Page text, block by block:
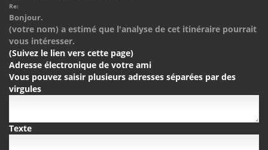
Re:
Bonjour.
(votre nom) a estimé que l'analyse de cet itinéraire pourrait
vous intéresser.
(Suivez le lien vers cette page)
Adresse électronique de votre ami
Vous pouvez saisir plusieurs adresses séparées par des
virgules
Texte